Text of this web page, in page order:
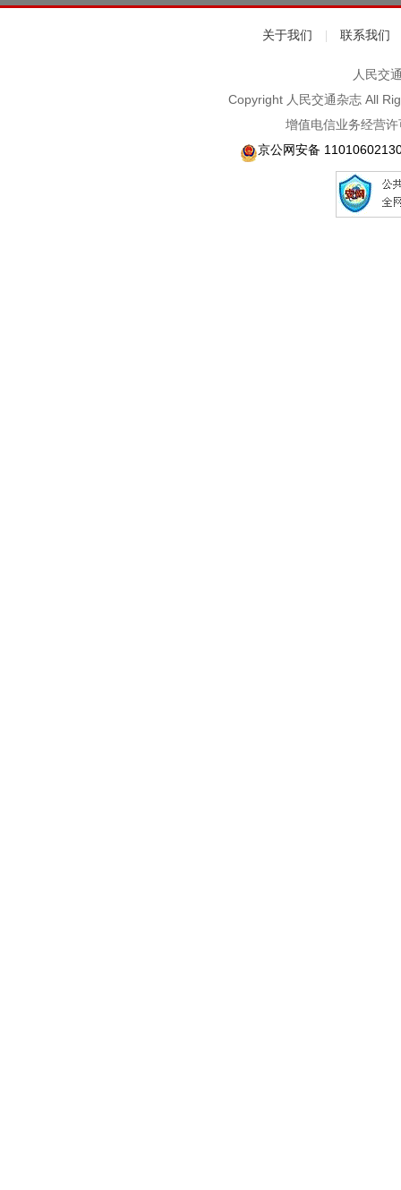
关于我们 联系我们
人民交
Copyright 人民交通杂志 All
增值电信业务经营
京公网安备